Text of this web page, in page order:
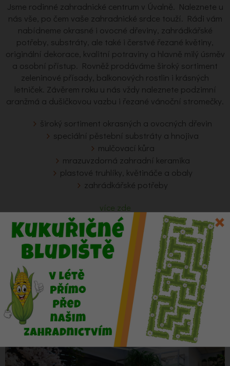
Jsme rodinné zahradnické centrum v Úvalně. Naleznete u
nás vše, po čem vaše zahradnické srdce touží. Rádi vám
nabídneme okrasné i ovocné dřeviny, zahrádkářské
potřeby, substráty, ale také i čerstvé řezané květiny,
originální dekorace, kvalitní potraviny a hlavně milý úsměv
a osobní přístup. Rovněž prodáváme široký sortiment
zeleninové přísady, balkonových rostlin i krásných
letniček. Závěrem roku u nás vždy naleznete podzimní
aranžmá a dušičkovou vazbu i řezané vánoční stromečky.
široký sortiment okrasných a ovocných dřevin
speciální pěstební substráty a hnojiva
mulčovací kůra
mrazuvzdorná zahradní keramika
plastové truhlíky, květináče a obaly
zahrádkářské potřeby
více zde